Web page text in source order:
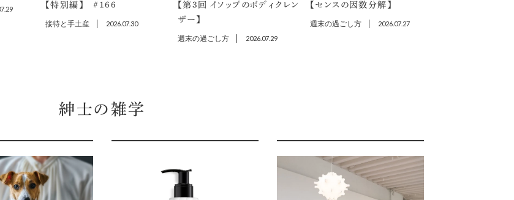
【特別編】 ＃166
接待と手土産 2026.07.30
【第3回 イソップのボディクレン
ザー】
週末の過ごし方 2026.07.29
【センスの因数分解】
週末の過ごし方 2026.07.27
紳士の雑学